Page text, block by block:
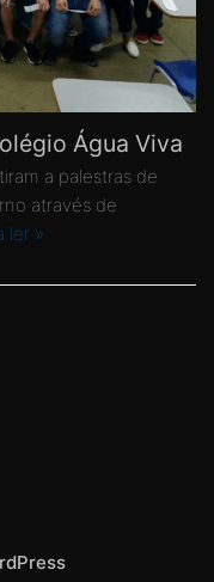
Água Viva
a palestras de
através de
ler »